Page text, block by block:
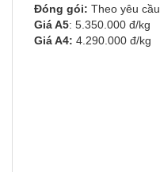
Đóng gói:Theo yêu cầu
Giá A5: 5.350.000 đ/kg
Giá A4: 4.290.000 đ/kg